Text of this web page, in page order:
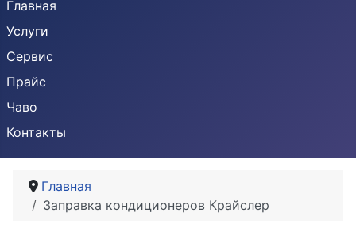
Главная
Услуги
Сервис
Прайс
Чаво
Контакты
Главная
Заправка кондиционеров Крайслер